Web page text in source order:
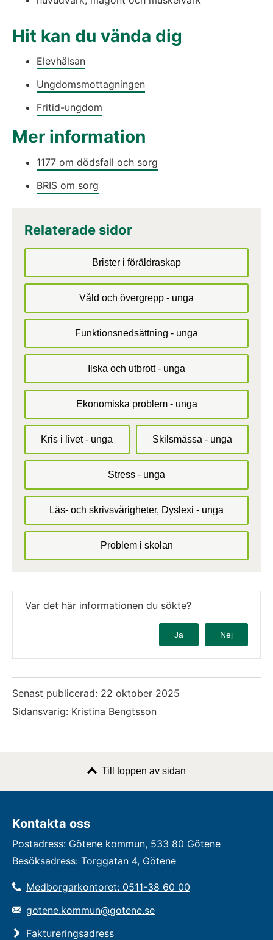
Hit kan du vända dig
Elevhälsan
Ungdomsmottagningen
Fritid-ungdom
Mer information
1177 om dödsfall och sorg
BRIS om sorg
Relaterade sidor
Brister i föräldraskap
Våld och övergrepp - unga
Funktionsnedsättning - unga
Ilska och utbrott - unga
Ekonomiska problem - unga
Kris i livet - unga Skilsmässa - unga
Stress - unga
Läs- och skrivsvårigheter, Dyslexi - unga
Problem i skolan
Var det här informationen du sökte?
Ja Nej
Senast publicerad: 22 oktober 2025
Sidansvarig: Kristina Bengtsson
Till toppen av sidan
Kontakta oss
Postadress: Götene kommun, 533 80 Götene
Besöksadress: Torggatan 4, Götene
Medborgarkontoret: 0511-38 60 00
gotene.kommun@gotene.se
Faktureringsadress